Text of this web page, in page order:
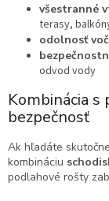
všestranné
terasy,
odolnosť
odvod vody
Kombinácia
bezpečnosť
Ak hľadáte
kombináciu
podlahové rošty